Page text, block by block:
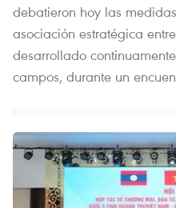
debatieron hoy las
asociación estratégica
desarrollado
campos, durante un